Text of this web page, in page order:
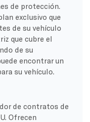
de protección.
exclusivo que
de su vehículo
que cubre el
de su
encontrar un
su vehículo.
de contratos de
Ofrecen